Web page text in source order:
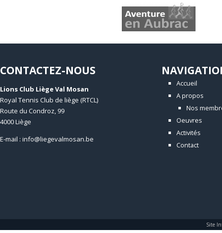
CONTACTEZ-NOUS
Lions Club Liège Val Mosan
Royal Tennis Club de liège (RTCL)
Route du Condroz, 99
4000 Liège
E-mail : info@liegevalmosan.be
Accueil
A propos
Nos
Oeuvres
Activités
Contact
Site